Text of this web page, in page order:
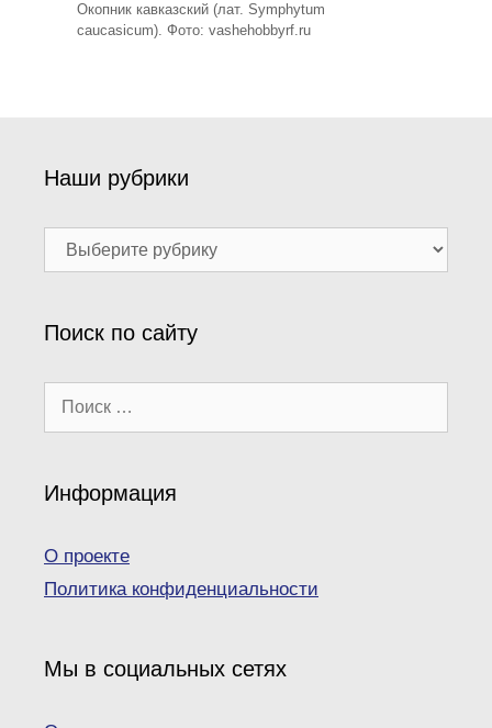
Окопник кавказский (лат. Symphytum
caucasicum). Фото: vashehobbyrf.ru
Наши рубрики
Наши
рубрики
Поиск по сайту
Поиск:
Информация
О проекте
Политика конфиденциальности
Мы в социальных сетях